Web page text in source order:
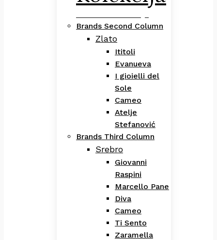
Brands Second Column
Zlato
Ititoli
Evanueva
I gioielli del
Sole
Cameo
Atelje
Stefanović
Brands Third Column
Srebro
Giovanni
Raspini
Marcello Pane
Diva
Cameo
Ti Sento
Zaramella